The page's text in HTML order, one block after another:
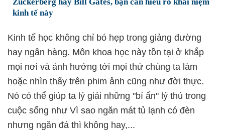
kinh tế này
Kinh tế học không chỉ bó hẹp trong giảng đường
hay ngân hàng. Môn khoa học này tồn tại ở khắp
mọi nơi và ảnh hưởng tới mọi thứ chúng ta làm
hoặc nhìn thấy trên phim ảnh cũng như đời thực.
Nó có thể giúp ta lý giải những "bí ẩn" lý thú trong
cuộc sống như Vì sao ngăn mát tủ lạnh có đèn
nhưng ngăn đá thì không hay,...